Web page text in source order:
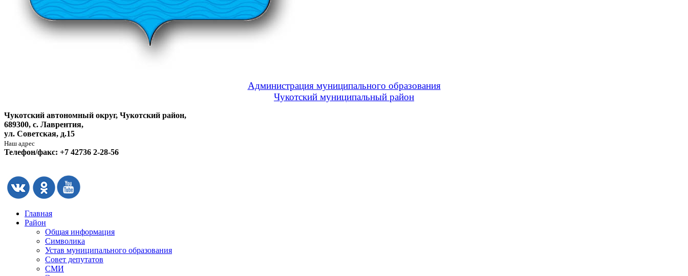
Администрация муниципального образования
Чукотский муниципальный район
Чукотский автономный округ, Чукотский район,
689300, с. Лаврентия,
ул. Советская, д.15
Наш адрес
Телефон/факс: +7 42736 2-28-56
Главная
Район
Общая информация
Символика
Устав муниципального образования
Совет депутатов
СМИ